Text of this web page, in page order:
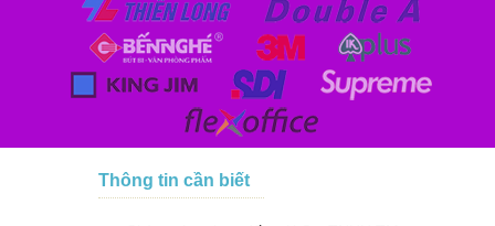
Thông tin cần biết